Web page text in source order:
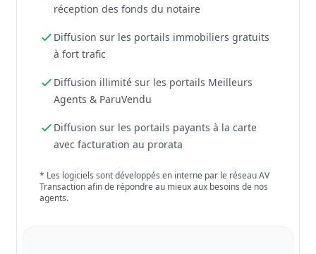
réception des fonds du notaire
Diffusion sur les portails immobiliers gratuits
à fort trafic
Diffusion illimité sur les portails Meilleurs
Agents & ParuVendu
Diffusion sur les portails payants à la carte
avec facturation au prorata
* Les logiciels sont développés en interne par le réseau AV
Transaction afin de répondre au mieux aux besoins de nos
agents.